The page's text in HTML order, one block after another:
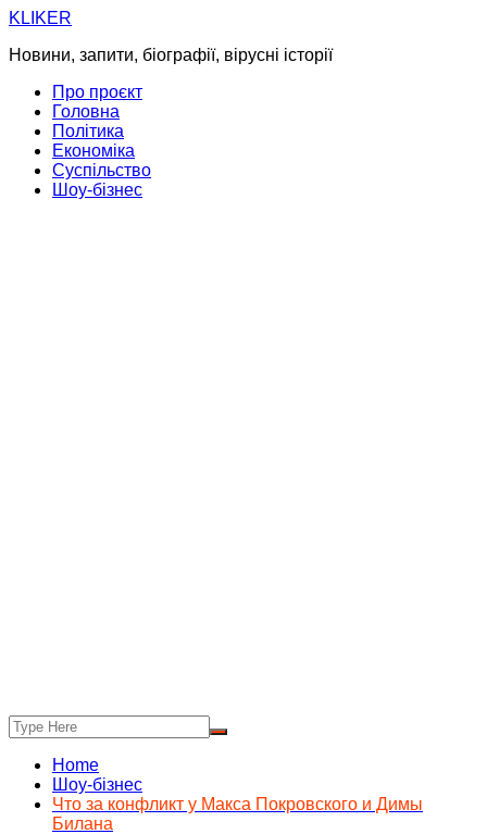
Skip
content
KLIKER
Новини, запити, біографії, вірусні історії
Про проєкт
Головна
Політика
Економіка
Суспільство
Шоу-бізнес
Home
Шоу-бізнес
Что за конфликт у Макса Покровского и Димы
Билана